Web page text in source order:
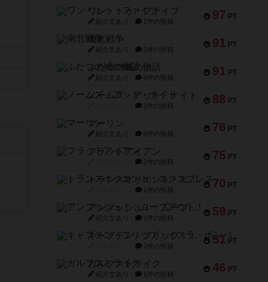
97 PT
ワン・トゥ・ファイブ
紹介文あり 1件の投稿
91 PT
南北戦争
紹介文あり 1件の投稿
91 PT
ふたつの城の物語
紹介文あり 6件の投稿
88 PT
ノームズ・アット・ナイト
1件の投稿
76 PT
マーリン
紹介文あり 6件の投稿
75 PT
フラットアイアン
2件の投稿
70 PT
トランスオリエント・エクスプレス
1件の投稿
59 PT
アンブッシュ！：ムーブアウト！
紹介文あり 1件の投稿
51 PT
キャプテン・フリップ：イスラ・ボンバ
2件の投稿
46 PT
ガルフストライク
紹介文あり 1件の投稿